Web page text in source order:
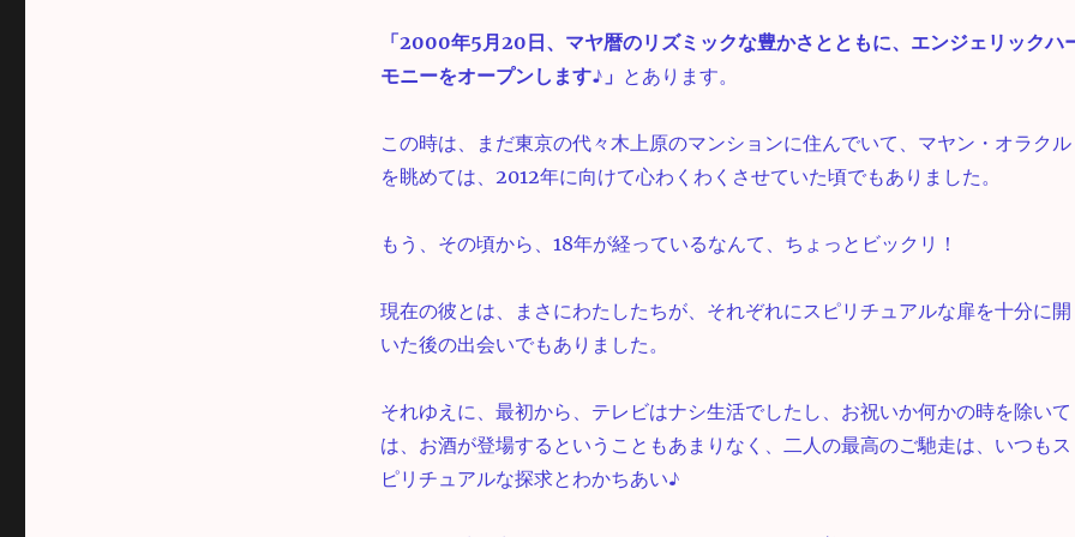
「2000年5月20日、マヤ暦のリズミックな豊かさとともに、エンジェリックハ
モニーをオープンします♪」 とあります。
この時は、まだ東京の代々木上原のマンションに住んでいて、マヤン・オラクル
を眺めては、2012年に向けて心わくわくさせていた頃でもありました。
もう、その頃から、18年が経っているなんて、ちょっとビックリ！
現在の彼とは、まさにわたしたちが、それぞれにスピリチュアルな扉を十分に開
いた後の出会いでもありました。
それゆえに、最初から、テレビはナシ生活でしたし、お祝いか何かの時を除いて
は、お酒が登場するということもあまりなく、二人の最高のご馳走は、いつもス
ピリチュアルな探求とわかちあい♪